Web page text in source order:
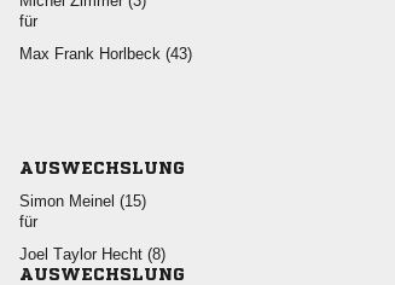
für
   
AUSWECHSLUNG
  
für
   
AUSWECHSLUNG